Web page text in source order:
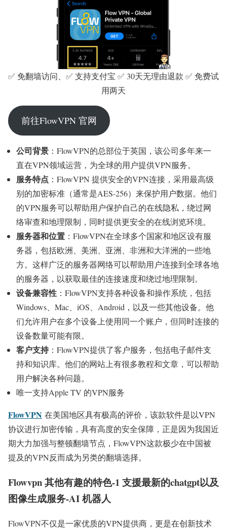
✅ 免翻墙访问、✅ 支持支付宝 ✅ 30天无理由退款 ✅ 免费试
用两天
前往FlowVPN 官网
公司背景 ：FlowVPN的总部位于英国，该公司多年来一
直在VPN领域运营，为全球的用户提供VPN服务。
服务特点 ：FlowVPN 提供安全的VPN连接，采用最高级
别的加密标准（通常是AES-256）来保护用户数据。他们
的VPN服务可以帮助用户保护自己的在线隐私，绕过网
络审查和地理限制，同时提供更安全的在线浏览环境。
服务器和位置 ：FlowVPN在全球多个国家和地区设有服
务器，包括欧洲、美洲、亚洲、非洲和大洋洲的一些地
方。这样广泛的服务器网络可以帮助用户连接到全球各地
的服务器，以获取最佳的连接速度和绕过地理限制。
设备兼容性 ：FlowVPN支持各种设备和操作系统，包括
Windows、Mac、iOS、Android，以及一些其他设备。他
们允许用户在多个设备上使用同一个账户，但同时连接的
设备数量可能有限。
客户支持：FlowVPN提供了客户服务，包括电子邮件支
持和知识库。他们的网站上有很多教程和文章，可以帮助
用户解决各种问题。
唯一支持Apple TV 的VPN服务
FlowVPN 在美国地区具有极高的评价，该款软件是以VPN
协议进行加密传输，具有高度的安全保障，正是因为我国近
期大力加强与整顿翻墙节点，FlowVPN这款极少在中国被
提及的VPN反而成为另类的翻墙选择。
Flowvpn 其他有趣的特色-1 支援最新的chatgpt以及
图像生成服务-AI 机器人
FlowVPN不仅是一家优质的VPN提供商，更是在创新技术